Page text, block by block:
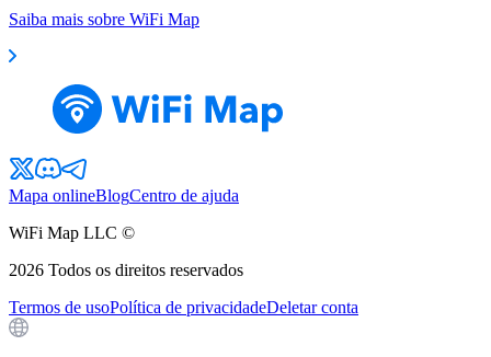
Saiba mais sobre WiFi Map
Mapa onlineBlogCentro de ajuda
WiFi Map LLC ©
2026 Todos os direitos reservados
Termos de usoPolítica de privacidadeDeletar conta